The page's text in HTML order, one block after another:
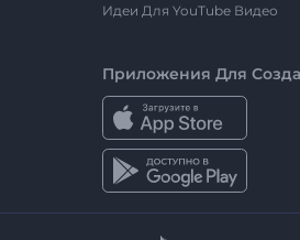
Идеи Для YouTube Видео
Приложения Для